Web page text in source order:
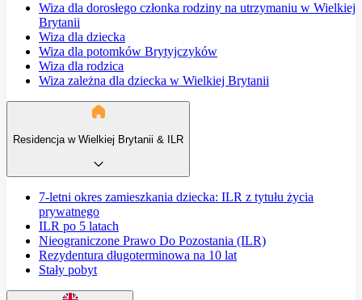
Wiza dla dorosłego członka rodziny na utrzymaniu w Wielkiej
Brytanii
Wiza dla dziecka
Wiza dla potomków Brytyjczyków
Wiza dla rodzica
Wiza zależna dla dziecka w Wielkiej Brytanii
Residencja w Wielkiej Brytanii & ILR
7-letni okres zamieszkania dziecka: ILR z tytułu życia
prywatnego
ILR po 5 latach
Nieograniczone Prawo Do Pozostania (ILR)
Rezydentura długoterminowa na 10 lat
Stały pobyt